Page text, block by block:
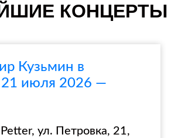
КОНЦЕРТЫ
Кузьмин в
июля 2026 —
ул. Петровка, 21,